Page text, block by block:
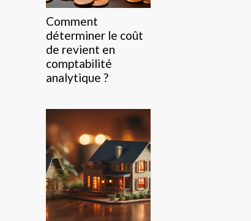
Comment
déterminer le coût
de revient en
comptabilité
analytique ?